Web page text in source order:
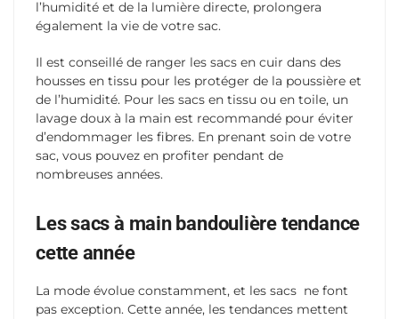
l’humidité et de la lumière directe, prolongera
également la vie de votre sac.
Il est conseillé de ranger les sacs en cuir dans des
housses en tissu pour les protéger de la poussière et
de l’humidité. Pour les sacs en tissu ou en toile, un
lavage doux à la main est recommandé pour éviter
d’endommager les fibres. En prenant soin de votre
sac, vous pouvez en profiter pendant de
nombreuses années.
Les sacs à main bandoulière tendance
cette année
La mode évolue constamment, et les sacs ne font
pas exception. Cette année, les tendances mettent